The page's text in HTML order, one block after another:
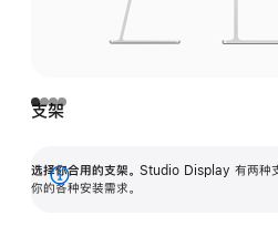
支架
选择你合用的支架。 Studio Display 有两种支
你的各种安装需求。
展